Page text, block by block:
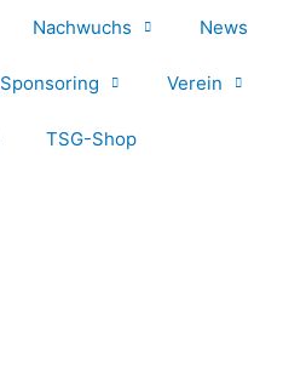
Nachwuchs News
Sponsoring Verein
TSG-Shop